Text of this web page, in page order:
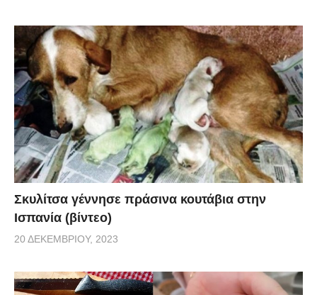
Σκυλίτσα γέννησε πράσινα κουτάβια στην
Ισπανία (βίντεο)
20 ΔΕΚΕΜΒΡΊΟΥ, 2023